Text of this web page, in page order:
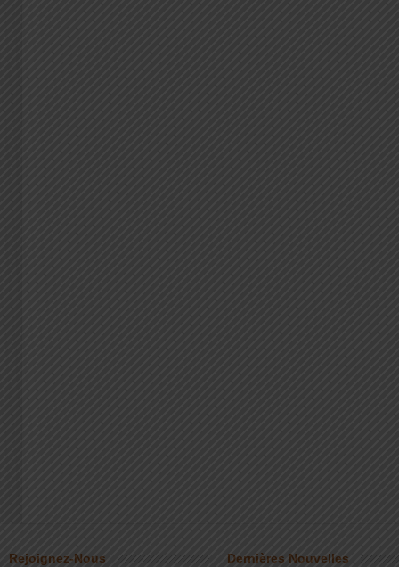
Rejoignez-Nous Dernières Nouvelles